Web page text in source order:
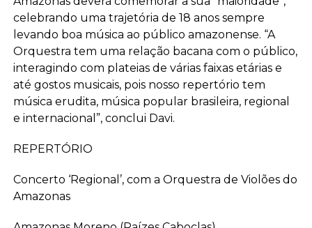
celebrando uma trajetória de 18 anos sempre
levando boa música ao público amazonense. “A
Orquestra tem uma relação bacana com o público,
interagindo com plateias de várias faixas etárias e
até gostos musicais, pois nosso repertório tem
música erudita, música popular brasileira, regional
e internacional”, conclui Davi.
REPERTÓRIO
Concerto ‘Regional’, com a Orquestra de Violões do
Amazonas